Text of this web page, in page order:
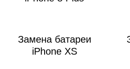
Замена батареи
iPhone XS